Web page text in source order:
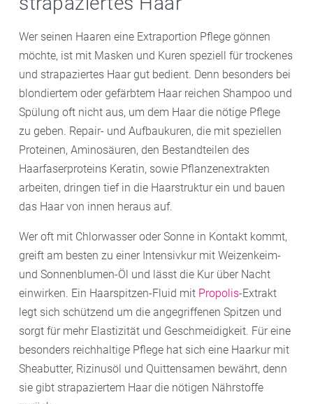
Wer seinen Haaren eine Extraportion Pflege gönnen
möchte, ist mit Masken und Kuren speziell für trockenes
und strapaziertes Haar gut bedient. Denn besonders bei
blondiertem oder gefärbtem Haar reichen Shampoo und
Spülung oft nicht aus, um dem Haar die nötige Pflege
zu geben. Repair- und Aufbaukuren, die mit speziellen
Proteinen, Aminosäuren, den Bestandteilen des
Haarfaserproteins Keratin, sowie Pflanzenextrakten
arbeiten, dringen tief in die Haarstruktur ein und bauen
das Haar von innen heraus auf.
Wer oft mit Chlorwasser oder Sonne in Kontakt kommt,
greift am besten zu einer Intensivkur mit Weizenkeim-
und Sonnenblumen-Öl und lässt die Kur über Nacht
einwirken. Ein Haarspitzen-Fluid mit Propolis-Extrakt
legt sich schützend um die angegriffenen Spitzen und
sorgt für mehr Elastizität und Geschmeidigkeit. Für eine
besonders reichhaltige Pflege hat sich eine Haarkur mit
Sheabutter, Rizinusöl und Quittensamen bewährt, denn
sie gibt strapaziertem Haar die nötigen Nährstoffe